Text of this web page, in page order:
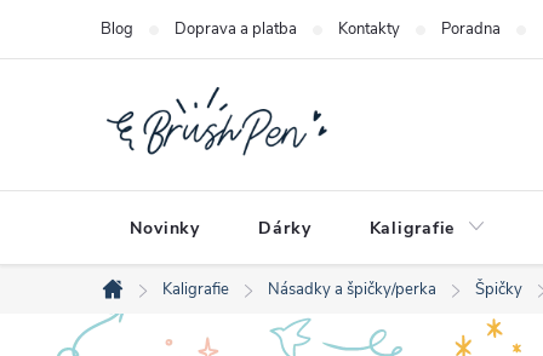
Blog Doprava a platba Kontakty Poradna
Novinky Dárky Kaligrafie
Domů
Kaligrafie Násadky a špičky/perka Špičky